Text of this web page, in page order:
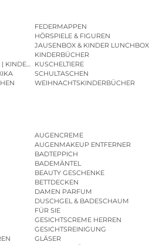
FEDERMAPPEN
HÖRSPIELE & FIGUREN
JAUSENBOX & KINDER LUNCHBOX
KINDERBÜCHER
KINDERGARTENRUCKSACK | KINDERGARTENBEUTEL
KUSCHELTIERE
SCHULTASCHEN
WEIHNACHTSKINDERBÜCHER
AUGENCREME
AUGENMAKEUP ENTFERNER
BADTEPPICH
BADEMÄNTEL
BEAUTY GESCHENKE
BETTDECKEN
DAMEN PARFUM
DUSCHGEL & BADESCHAUM
FÜR SIE
GESICHTSCREME HERREN
GESICHTSREINIGUNG
GLÄSER